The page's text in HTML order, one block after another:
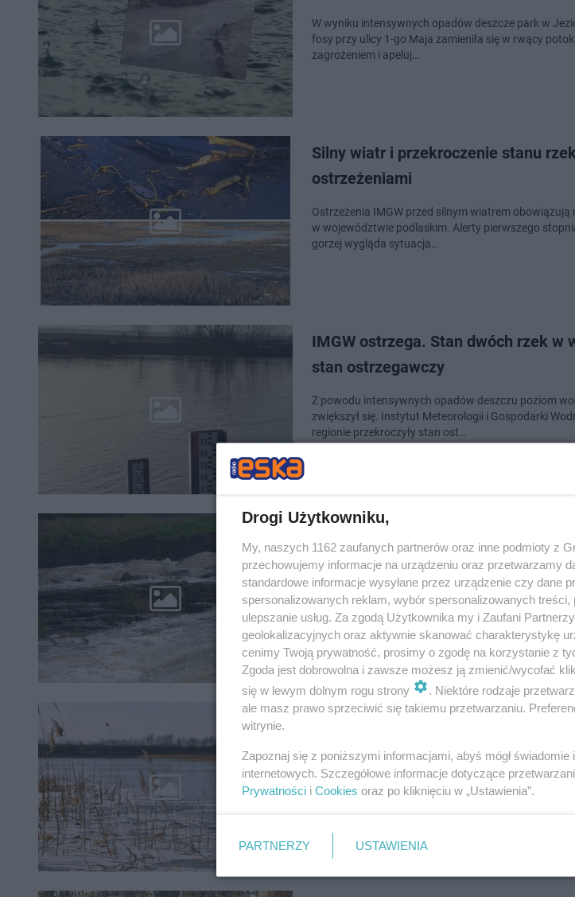
W wyniku intensywnych opadów deszcze park w
fosy przy ulicy 1-go Maja zamieniła się w rwący
zagrożeniem i apeluj…
Silny wiatr i przekroczenie stanu
ostrzeżeniami
Ostrzeżenia IMGW przed silnym wiatrem obowiązują
w województwie podlaskim. Alerty pierwszego
gorzej wygląda sytuacja…
IMGW ostrzega. Stan dwóch rzek w
stan ostrzegawczy
Z powodu intensywnych opadów deszczu poziom
zwiększył się. Instytut Meteorologii i Gospodarki
regionie przekroczyły stan ost…
Nowy alert IMGW. Kilka rzek w woj.
przekroczyć stany ostrzegawcze
Instytut Meteorologii i Gospodarki Wodnej wydał
woj. lubelskiego. Ostrzega w nim przed 90-
przekroczenia stanów ostrzegawczych …
Instytut Meteorologii i Gospodarki Wodnej wydał
wezbraniem wód z przekroczeniem stanów
lubelskim. Podobny alert obowią…
Drogi Użytkowniku,
My, naszych 1162 zaufanych partnerów oraz inne podmioty z
przechowujemy informacje na urządzeniu oraz przetwarzamy
standardowe informacje wysyłane przez urządzenie czy dane
spersonalizowanych reklam, wybór spersonalizowanych
ulepszanie usług. Za zgodą Użytkownika my i Zaufani
geolokalizacyjnych oraz aktywnie skanować charakterystykę
cenimy Twoją prywatność, prosimy o zgodę na korzystanie z
Zgoda jest dobrowolna i zawsze możesz ją zmienić/wycofać
się w lewym dolnym rogu strony
. Niektóre rodzaje
ale masz prawo sprzeciwić się takiemu przetwarzaniu.
witrynie.
Zapoznaj się z poniższymi informacjami, abyś mógł
internetowych. Szczegółowe informacje dotyczące
Prywatności i Cookies oraz po kliknięciu w „Ustawienia”.
PARTNERZY USTAWIENIA